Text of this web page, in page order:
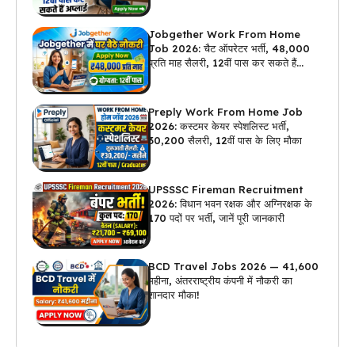
Jobgether Work From Home
Job 2026: चैट ऑपरेटर भर्ती, ₹48,000
प्रति माह सैलरी, 12वीं पास कर सकते हैं
Preply Work From Home Job
2026: कस्टमर केयर स्पेशलिस्ट भर्ती,
₹30,200 सैलरी, 12वीं पास के लिए मौका
UPSSSC Fireman Recruitment
2026: विधान भवन रक्षक और अग्निरक्षक के
170 पदों पर भर्ती, जानें पूरी जानकारी
BCD Travel Jobs 2026 — ₹41,600
महीना, अंतरराष्ट्रीय कंपनी में नौकरी का
शानदार मौका!